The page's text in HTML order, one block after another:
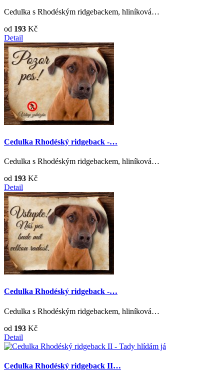
Cedulka s Rhodéským ridgebackem, hliníková…
od 193 Kč
Detail
Cedulka Rhodéský ridgeback -…
Cedulka s Rhodéským ridgebackem, hliníková…
od 193 Kč
Detail
Cedulka Rhodéský ridgeback -…
Cedulka s Rhodéským ridgebackem, hliníková…
od 193 Kč
Detail
Cedulka Rhodéský ridgeback II…